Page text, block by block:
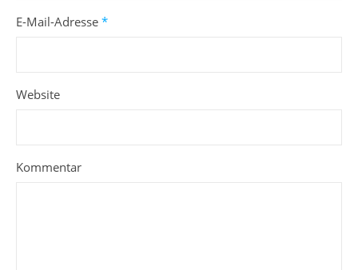
E-Mail-Adresse *
Website
Kommentar